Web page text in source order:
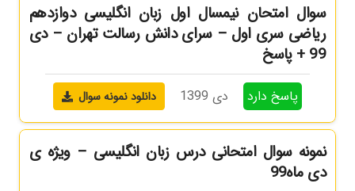
سوال امتحان نیمسال اول زبان انگلیسی دوازدهم
ریاضی سری اول – سرای دانش رسالت تهران – دی
99 + پاسخ
پاسخ دارد دی 1399 دانلود نمونه سوال
نمونه سوال امتحانی درس زبان انگلیسی – ویژه ی
دی ماه99